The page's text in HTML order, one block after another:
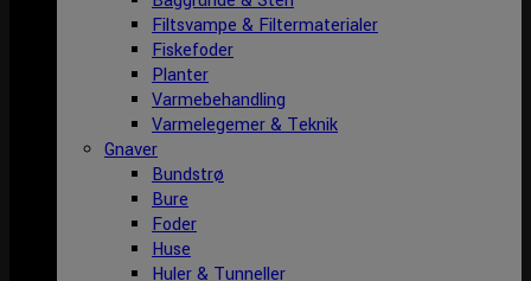
Filtsvampe & Filtermaterialer
Fiskefoder
Planter
Varmebehandling
Varmelegemer & Teknik
Gnaver
Bundstrø
Bure
Foder
Huse
Huler & Tunneller